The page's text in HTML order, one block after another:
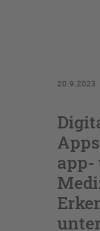
20.9.2023
app-